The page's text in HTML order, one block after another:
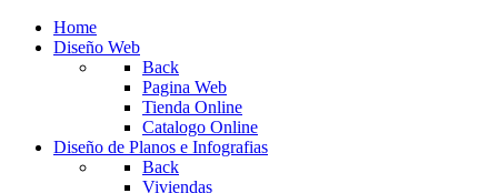
Home
Diseño Web
Back
Pagina Web
Tienda Online
Catalogo Online
Diseño de Planos e Infografias
Back
Viviendas